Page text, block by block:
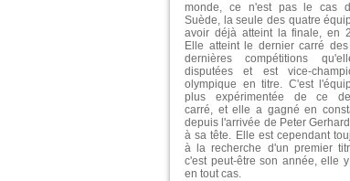
monde, ce n'est pas le cas
Suède, la seule des quatre
avoir déjà atteint la finale, en
Elle atteint le dernier carré
dernières compétitions
disputées et est vice-
olympique en titre. C'est
plus expérimentée de ce
carré, et elle a gagné en
depuis l'arrivée de Peter
à sa tête. Elle est cependant
à la recherche d'un premier
c'est peut-être son année, elle
en tout cas.